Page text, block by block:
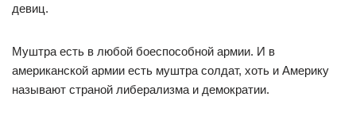
девиц.
Муштра есть в любой боеспособной армии. И в
американской армии есть муштра солдат, хоть и Америку
называют страной либерализма и демократии.